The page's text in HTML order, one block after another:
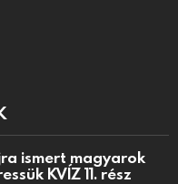
ismert magyarok
KVÍZ 11. rész